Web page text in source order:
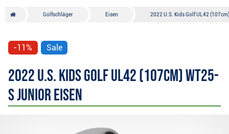
Golfschläger Eisen 2022 U.S. Kids Golf UL42
-11% Sale
2022 U.S. Kids Golf UL42 (107cm) WT25-
S Junior Eisen